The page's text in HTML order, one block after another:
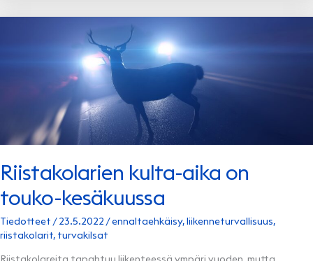
Riistakolarien kulta-aika on
touko-kesäkuussa
Tiedotteet /23.5.2022 /ennaltaehkäisy,liikenneturvallisuus,
riistakolarit, turvakilsat